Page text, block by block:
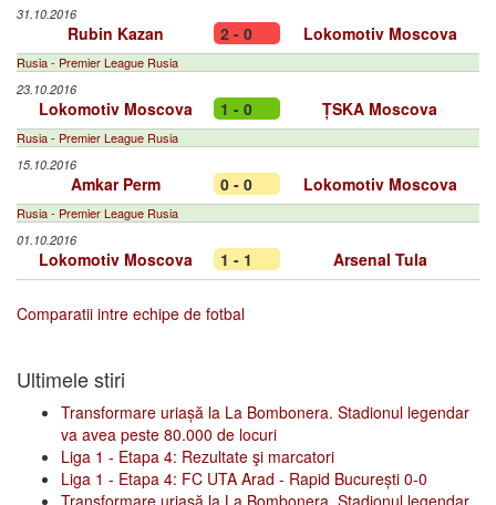
31.10.2016
Rubin Kazan 2 - 0 Lokomotiv Moscova
Rusia - Premier League Rusia
23.10.2016
Lokomotiv Moscova 1 - 0 ȚSKA Moscova
Rusia - Premier League Rusia
15.10.2016
Amkar Perm 0 - 0 Lokomotiv Moscova
Rusia - Premier League Rusia
01.10.2016
Lokomotiv Moscova 1 - 1 Arsenal Tula
Comparatii intre echipe de fotbal
Ultimele stiri
Transformare uriașă la La Bombonera. Stadionul legendar
va avea peste 80.000 de locuri
Liga 1 - Etapa 4: Rezultate şi marcatori
Liga 1 - Etapa 4: FC UTA Arad - Rapid București 0-0
Transformare uriașă la La Bombonera. Stadionul legendar